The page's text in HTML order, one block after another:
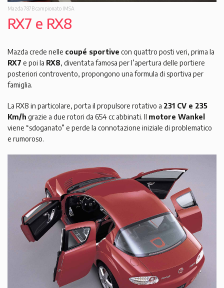
Mazda 787B campionato IMSA
RX7 e RX8
Mazda crede nelle coupé sportive con quattro posti veri, prima la
RX7 e poi la RX8, diventata famosa per l’apertura delle portiere
posteriori controvento, propongono una formula di sportiva per
famiglia.
La RX8 in particolare, porta il propulsore rotativo a 231 CV e 235
Km/h grazie a due rotori da 654 cc abbinati. Il motore Wankel
viene “sdoganato” e perde la connotazione iniziale di problematico
e rumoroso.